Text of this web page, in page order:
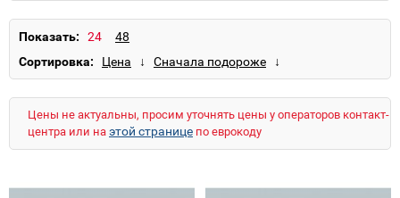
Показать:
Сортировка:
Цены не актуальны, просим уточнять цены у операторов контакт-
центра или на этой странице по еврокоду